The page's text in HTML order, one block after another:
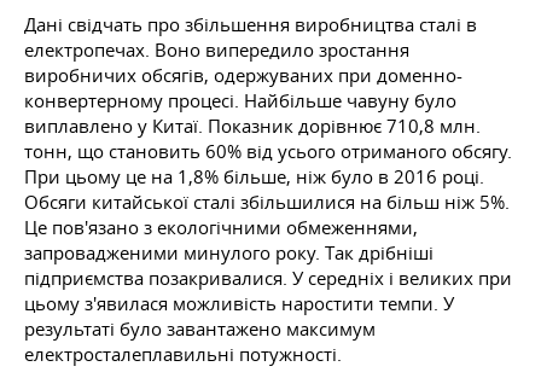
Дані свідчать про збільшення виробництва сталі в
електропечах. Воно випередило зростання
виробничих обсягів, одержуваних при доменно-
конвертерному процесі. Найбільше чавуну було
виплавлено у Китаї. Показник дорівнює 710,8 млн.
тонн, що становить 60% від усього отриманого обсягу.
При цьому це на 1,8% більше, ніж було в 2016 році.
Обсяги китайської сталі збільшилися на більш ніж 5%.
Це пов'язано з екологічними обмеженнями,
запровадженими минулого року. Так дрібніші
підприємства позакривалися. У середніх і великих при
цьому з'явилася можливість наростити темпи. У
результаті було завантажено максимум
електросталеплавильні потужності.